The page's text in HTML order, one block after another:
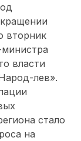
вторник
министра
власти
лев».
стало
на